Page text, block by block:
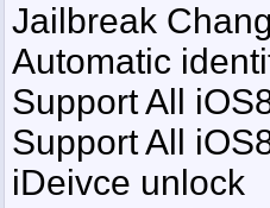
Jailbreak
Automatic
Support All
Support All
iDeivce unlock